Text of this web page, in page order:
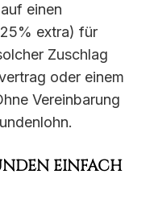
einen
extra) für
Zuschlag
oder einem
Vereinbarung
EINFACH